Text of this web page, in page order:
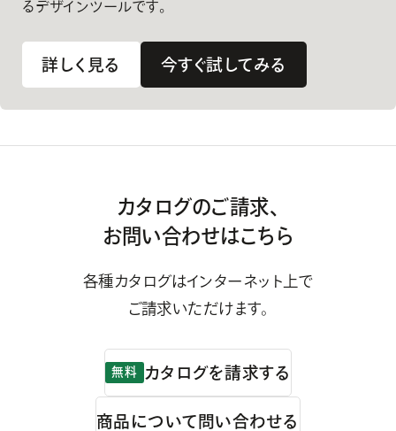
るデザインツールです。
詳しく見る 今すぐ試してみる
カタログのご請求、
お問い合わせはこちら
各種カタログはインターネット上で
ご請求いただけます。
無料 カタログを請求する
商品について問い合わせる